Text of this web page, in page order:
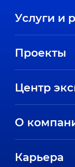
Услуги и
Проекты
Центр
О
Направления
Карьера